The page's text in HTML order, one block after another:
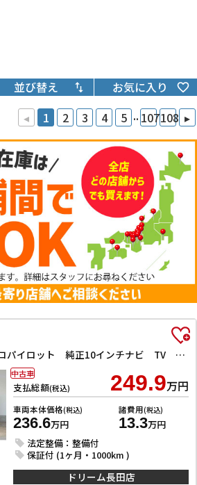
並び替え お気に入り
◂ 1 2 3 4 5 .. 107108 ▸
ハイウェイスターV プロパイロット 純正10インチナビ TV Bluetooth対応 アラウンドビューモニター 両側自動ドア 電子パーキング クルーズコントロール LEDヘッドライト 革巻きステアリング スマートキー
支払総額(税込) 249.9万円
車両本体価格(税込)
236.6万円
諸費用(税込)
13.3万円
法定整備：整備付
保証付 (1ヶ月・1000km )
中古車
ドリーム長田店